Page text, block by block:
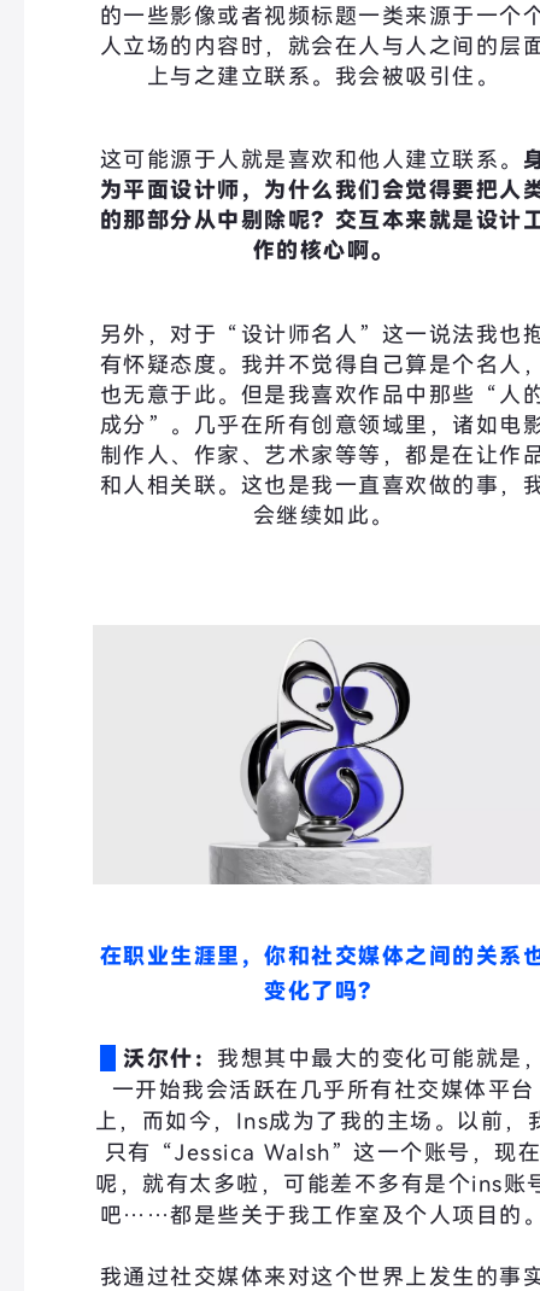
的一些影像或者视频标题一类来源于一个
人立场的内容时，就会在人与人之间的层
上与之建立联系。我会被吸引住。
这可能源于人就是喜欢和他人建立联系。
为平面设计师， 为什么我们会觉得要把人
的那部分从中剔除呢？ 交互本来就是设计
作的核心啊。
另外，对于“设计师名人”这一说法我也
有怀疑态度。我并不觉得自己算是个名人
也无意于此。但是我喜欢作品中那些“人
成分”。几乎在所有创意领域里，诸如电
制作人、作家、艺术家等等，都是在让作
和人相关联。这也是我一直喜欢做的事，
会继续如此。
在职业生涯里，你和社交媒体之间的关系
变化了吗？
沃尔什： 我想其中最大的变化可能就是
一开始我会活跃在几乎所有社交媒体平台
上，而如今，Ins成为了我的主场。以前，
只有“Jessica Walsh”这一个账号，现
呢，就有太多啦，可能差不多有是个ins账
吧……都是些关于我工作室及个人项目的
我通过社交媒体来对这个世界上发生的事